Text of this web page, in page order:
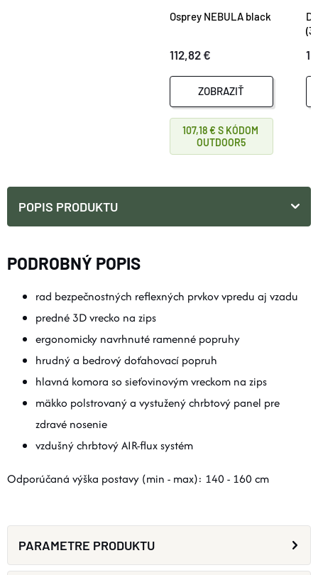
Osprey NEBULA black
112,82 €
ZOBRAZIŤ
107,18 €
OUTDOOR5
POPIS PRODUKTU
PODROBNÝ POPIS
rad bezpečnostných reflexných prvkov vpredu aj vzadu
predné 3D vrecko na zips
ergonomicky navrhnuté ramenné popruhy
hrudný a bedrový doťahovací popruh
hlavná komora so sieťovinovým vreckom na zips
mäkko polstrovaný a vystužený chrbtový panel pre
zdravé nosenie
vzdušný chrbtový AIR-flux systém
Odporúčaná výška postavy (min - max): 140 - 160 cm
PARAMETRE PRODUKTU